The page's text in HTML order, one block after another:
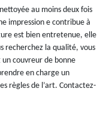
au moins deux fois
impression e contribue à
est bien entretenue, elle
recherchez la qualité, vous
un couvreur de bonne
en charge un
règles de l’art. Contactez-